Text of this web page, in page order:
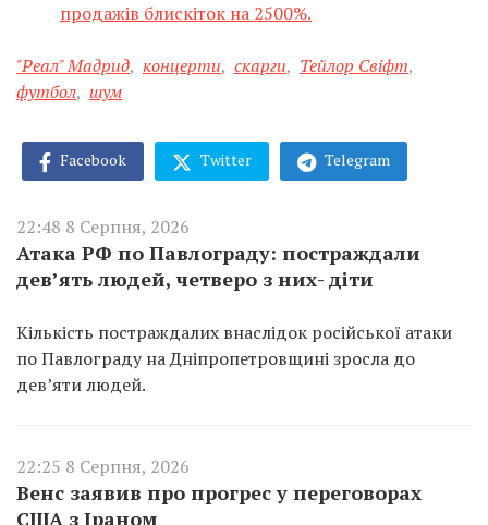
продажів блискіток на 2500%.
"Реал" Мадрид, концерти, скарги, Тейлор Свіфт,
футбол, шум
Facebook Twitter Telegram
22:48 8 Серпня, 2026
Атака РФ по Павлограду: постраждали
дев’ять людей, четверо з них- діти
Кількість постраждалих внаслідок російської атаки
по Павлограду на Дніпропетровщині зросла до
дев’яти людей.
22:25 8 Серпня, 2026
Венс заявив про прогрес у переговорах
США з Іраном